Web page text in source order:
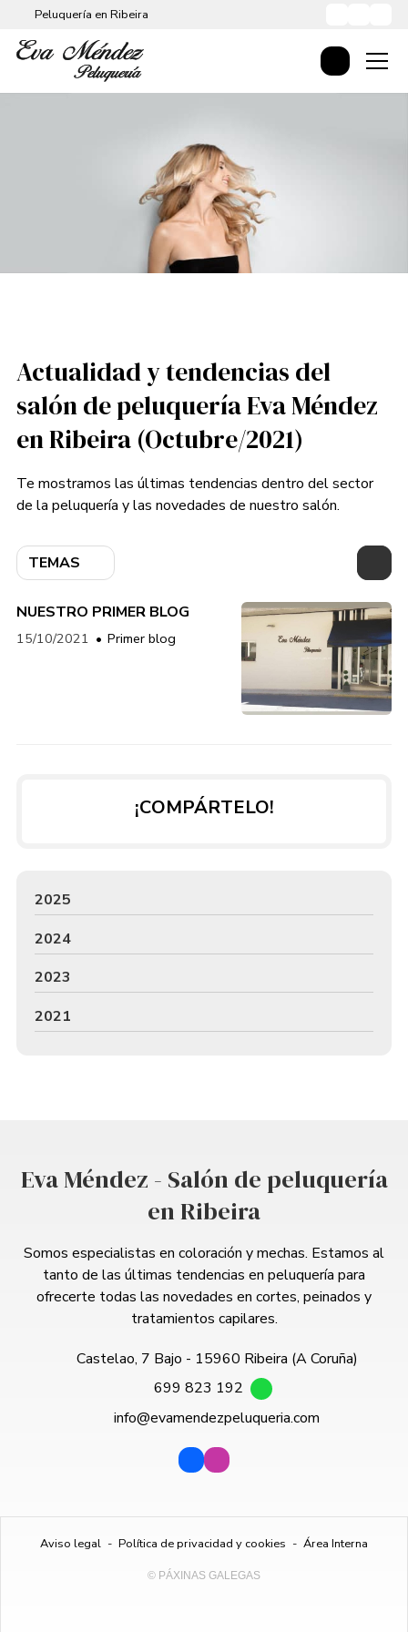
Peluquería en Ribeira
Actualidad y tendencias del
salón de peluquería Eva Méndez
en Ribeira (Octubre/2021)
Te mostramos las últimas tendencias dentro del sector
de la peluquería y las novedades de nuestro salón.
TEMAS
NUESTRO PRIMER BLOG
15/10/2021 Primer blog
¡COMPÁRTELO!
2025
2024
2023
2021
Eva Méndez - Salón de peluquería
en Ribeira
Somos especialistas en coloración y mechas. Estamos al
tanto de las últimas tendencias en peluquería para
ofrecerte todas las novedades en cortes, peinados y
tratamientos capilares.
Castelao, 7 Bajo - 15960 Ribeira (A Coruña)
699 823 192
info@evamendezpeluqueria.com
Aviso legal - Política de privacidad y cookies - Área Interna
© PÁXINAS GALEGAS